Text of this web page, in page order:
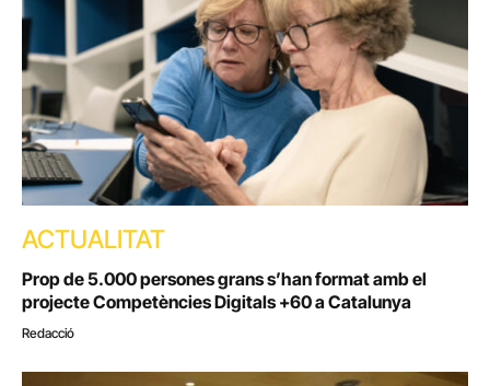
ACTUALITAT
Prop de 5.000 persones grans s’han format amb el
projecte Competències Digitals +60 a Catalunya
Redacció